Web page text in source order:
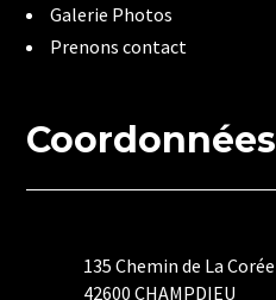
Galerie Photos
Prenons contact
Coordonnées
135 Chemin de La Corée
42600 CHAMPDIEU